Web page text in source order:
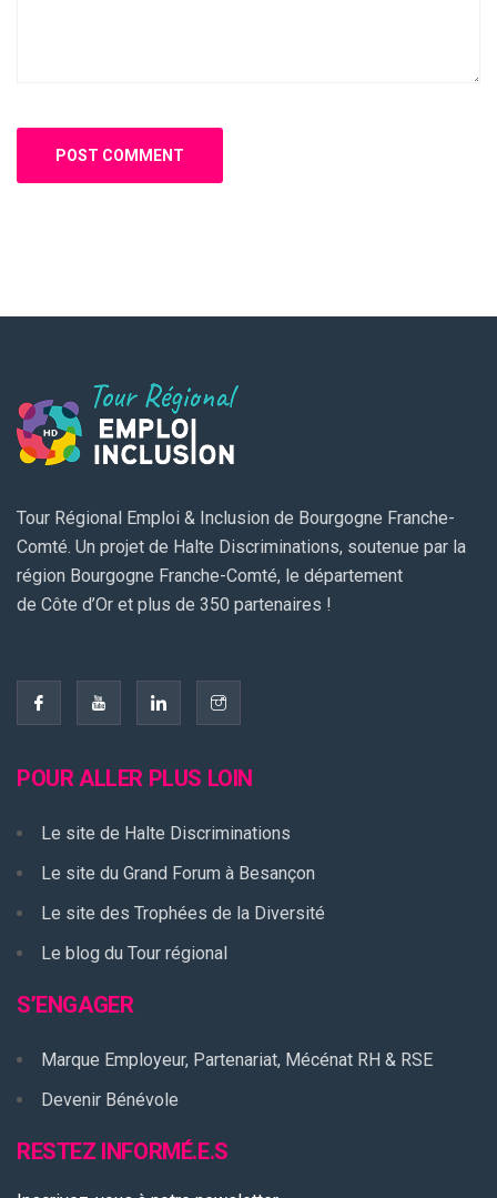
Tour Régional Emploi & Inclusion de Bourgogne Franche-
Comté. Un projet de Halte Discriminations, soutenue par la
région Bourgogne Franche-Comté, le département
de Côte d’Or et plus de 350 partenaires !
POUR ALLER PLUS LOIN
Le site de Halte Discriminations
Le site du Grand Forum à Besançon
Le site des Trophées de la Diversité
Le blog du Tour régional
S’ENGAGER
Marque Employeur, Partenariat, Mécénat RH & RSE
Devenir Bénévole
RESTEZ INFORMÉ.E.S